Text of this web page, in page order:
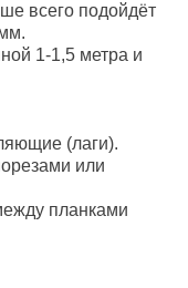
всего подойдёт
1-1,5 метра и
(лаги).
или
планками